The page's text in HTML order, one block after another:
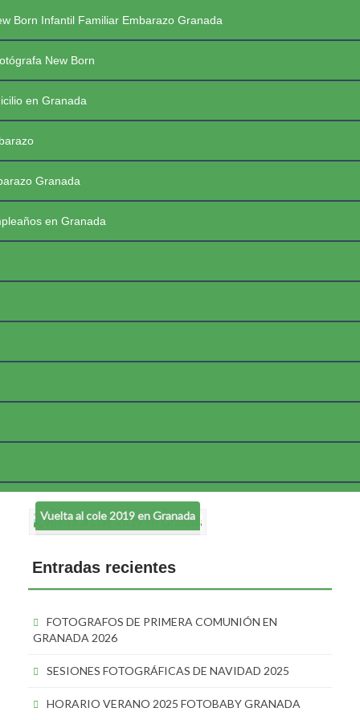
al
contenido
Born Infantil Familiar Embarazo Granada
New Born
en Granada
Granada
en Granada
PREGUNTAS FRECUENTES SESIONES
PRIMERAS COMUNIONES 2026
FotoBaby Granada
Vuelta al cole 2019 en Granada
Entradas recientes
FOTOGRAFOS DE PRIMERA COMUNIÓN EN
GRANADA 2026
SESIONES FOTOGRÁFICAS DE NAVIDAD 2025
HORARIO VERANO 2025 FOTOBABY GRANADA